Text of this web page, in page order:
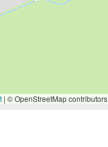
| © OpenStreetMap contributors